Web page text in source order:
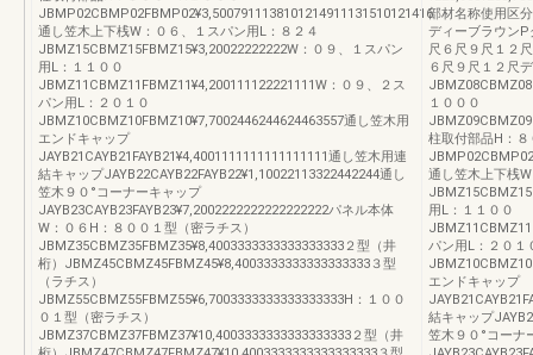
JBMP02CBMP02FBMP02¥3,5007911138101214911131510121416
通し笠木上下桟W：０６、１スパン用L：８２４
JBMZ15CBMZ15FBMZ15¥3,20022222222W：０９、１スパン
用L：１１００
JBMZ11CBMZ11FBMZ11¥4,200111122221111W：０９、２ス
パン用L：２０１０
JBMZ10CBMZ10FBMZ10¥7,7002446244624463557通し笠木用
エンドキャップ
JAYB21CAYB21FAYB21¥4,4001111111111111111通し笠木用連
結キャップJAYB22CAYB22FAYB22¥1,10022113322442244通し
笠木９０°コーナーキャップ
JAYB23CAYB23FAYB23¥7,2002222222222222222パネル本体
W：０６H：８００１型（密ラチス）
JBMZ35CBMZ35FBMZ35¥8,4003333333333333333２型（井
桁）JBMZ45CBMZ45FBMZ45¥8,4003333333333333333３型
（ラチス）
JBMZ55CBMZ55FBMZ55¥6,7003333333333333333H：１００
０１型（密ラチス）
JBMZ37CBMZ37FBMZ37¥10,4003333333333333333２型（井
部材名称使用区
ディーブラウン
尺６尺９尺１２
６尺９尺１２尺
１０００
柱取付部品H：
通し笠木上下桟
用L：１１００
パン用L：２０１
エンドキャップ
結キャップ
笠木９０°コーナ